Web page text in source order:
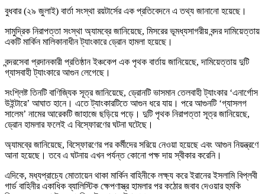
বুধবার (২৯ জুলাই) বার্তা সংস্থা রয়টার্সের এক প্রতিবেদনে এ তথ্য জানানো হয়েছে।
সামুদ্রিক নিরাপত্তা সংস্থা অ্যামব্রে জানিয়েছে, মিসরের ভূমধ্যসাগরীয় বন্দর দামিয়েত্তায়
একটি মার্কিন মালিকানাধীন ট্যাংকারে ড্রোন হামলা হয়েছে।
বন্দরসেবা প্রদানকারী প্রতিষ্ঠান ইঞ্চকেপ এক পৃথক বার্তায় জানিয়েছে, দামিয়েত্তায় দুটি
গ্যাসবাহী ট্যাংকারে আগুন লেগেছে।
সংশ্লিষ্ট তিনটি বাণিজ্যিক সূত্র জানিয়েছে, ড্রোনটি ভাসমান তেলবাহী ট্যাংকার ‘এনার্গোস
উইন্টারে’ আঘাত হানে। এতে ট্যাংকারটিতে আগুন ধরে যায়। পরে আগুনটি ‘গ্যাসলগ
সালেম’ নামের আরেকটি জাহাজে ছড়িয়ে পড়ে। দুটি পৃথক নিরাপত্তা সূত্র জানিয়েছে,
ড্রোন হামলার ফলেই এ বিস্ফোরণের ঘটনা ঘটেছে।
অ্যামব্রে জানিয়েছে, বিস্ফোরণের পর কর্মীদের সরিয়ে নেওয়া হয়েছে এবং আগুন নিয়ন্ত্রণে
আনা হয়েছে। তবে এ ঘটনায় এখন পর্যন্ত কোনো পক্ষ দায় স্বীকার করেনি।
এদিকে, মধ্যপ্রাচ্যে মোতায়েন থাকা মার্কিন বাহিনীকে লক্ষ্য করে ইরানের ইসলামি বিপ্লবী
গার্ড বাহিনীর একাধিক ব্যালিস্টিক ক্ষেপণাস্ত্র হামলার পর কঠোর জবাব দেওয়ার হুমকি